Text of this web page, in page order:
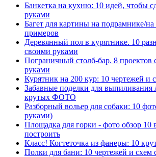
Банкетка на кухню: 10 идей, чтобы
руками
Багет для картины на подрамнике/на
примеров
Деревянный пол в курятнике. 10
своими руками
Пограничный столб-бар. 8 проектов
руками
Курятник на 200 кур: 10 чертежей и
Забавные поделки для выпиливания
крутых ФОТО
Разборный вольер для собаки: 10
руками)
Площадка для горки - фото обзор 10
построить
Класс! Когтеточка из фанеры: 10
Полки для бани: 10 чертежей и схем